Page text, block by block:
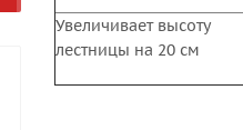
Увеличивает высоту
лестницы на 20 см